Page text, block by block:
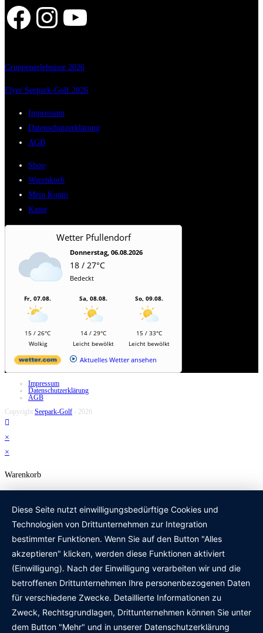
Facebook
Instagram
YouTube
Gruppenerlebnisse 2026
Flyer Seepark-Golf 2026
Impressum
Datenschutzerklärung
AGB
Shop
Warenkorb
Mein Konto
Kasse
Wetter Pfullendorf
Donnerstag, 06.08.2026
18 / 27°C
Bedeckt
Fr, 07.08.
15 / 26°C
Wolkig
Sa, 08.08.
14 / 29°C
Leicht bewölkt
So, 09.08.
15 / 33°C
Leicht bewölkt
Aktuelles Wetter ansehen
Impressum
Datenschutzerklärung
AGB
Copyright Seepark-Golf - 2026
×
×
Warenkorb
Diese Seite nutzt einwilligungsbedürftige Cookies und
Technologien von Drittunternehmen zur Integration
bestimmter Funktionen. Wenn Sie auf den Button "Alles
akzeptieren" klicken, werden diese Funktionen aktiviert
(Einwilligung). Nach der Einwilligung verarbeiten wir und die
betroffenen Drittunternehmen Ihre personenbezogenen Daten
für verschiedene Zwecke. Detaillierte Informationen zu
Zweck, Rechtsgrundlagen, Drittunternehmen können Sie unter
dem Button "Mehr" und in unserer Datenschutzerklärung